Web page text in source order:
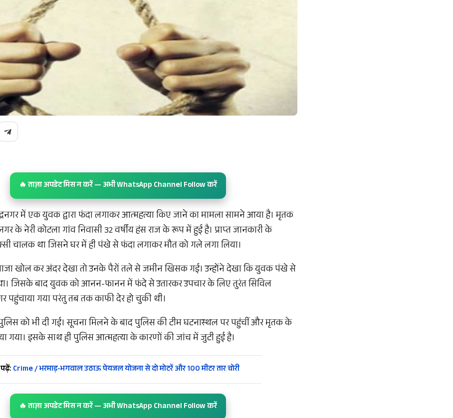
🔥 ताज़ा अपडेट मिस न करें — अभी WhatsApp Channel Follow करें
में एक युवक द्वारा फंदा लगाकर आत्महत्या किए जाने का मामला सामने आया है। मृतक
के नेरी कोटला गांव निवासी 32 वर्षीय हंस राज के रूप में हुई है। प्राप्त जानकारी के
चालक था जिसने घर में ही पंखे से फंदा लगाकर मौत को गले लगा लिया।
खोल कर अंदर देखा तो उनके पैरों तले से जमीन खिसक गई। उन्होंने देखा कि युवक पंखे से
जिसके बाद युवक को आनन-फानन में फंदे से उतारकर उपचार के लिए तुरंत सिविल
पहुंचाया गया परंतु तब तक काफी देर हो चुकी थी।
को भी दी गई। सूचना मिलने के बाद पुलिस की टीम घटनास्थल पर पहुंचीं और मृतक के
गया। इसके साथ ही पुलिस आत्महत्या के कारणों की जांच में जुटी हुई है।
Crime / भरमाड़-भगवाल उठाऊ पेयजल योजना से दो मोटरें और 100 मीटर तार चोरी
🔥 ताज़ा अपडेट मिस न करें — अभी WhatsApp Channel Follow करें